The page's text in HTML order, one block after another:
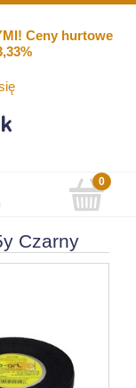
Ceny hurtowe
Czarny